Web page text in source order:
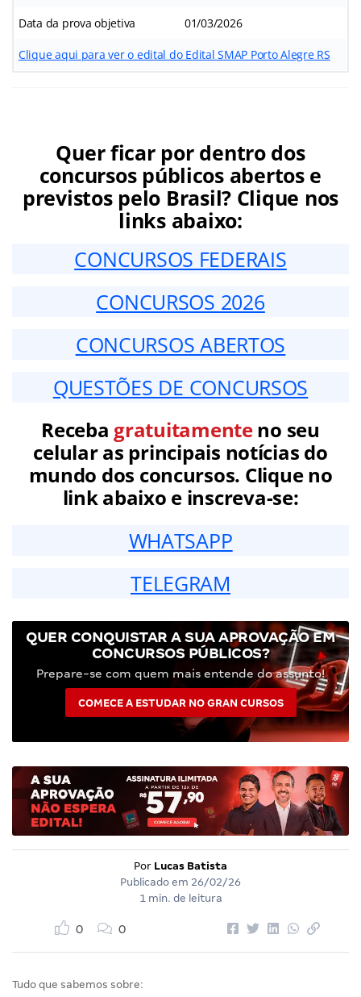
Data da prova objetiva 01/03/2026
Clique aqui para ver o edital do Edital SMAP Porto Alegre RS
Quer ficar por dentro dos
concursos públicos abertos e
previstos pelo Brasil? Clique nos
links abaixo:
CONCURSOS FEDERAIS
CONCURSOS 2026
CONCURSOS ABERTOS
QUESTÕES DE CONCURSOS
Receba gratuitamenteno seu
celular as principais notícias do
mundo dos concursos. Clique no
link abaixo e inscreva-se:
WHATSAPP
TELEGRAM
QUER CONQUISTAR A SUA APROVAÇÃO EM
CONCURSOS PÚBLICOS?
Prepare-se com quem mais entende do assunto!
COMECE A ESTUDAR NO GRAN CURSOS
Por Lucas Batista
Publicado em 26/02/26
1 min. de leitura
0 0
Tudo que sabemos sobre: